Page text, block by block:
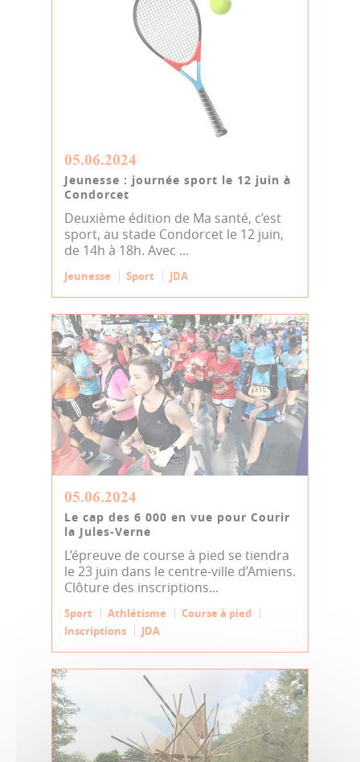
05.06.2024
Jeunesse : journée sport le 12 juin à
Condorcet
Deuxième édition de Ma santé, c’est
sport, au stade Condorcet le 12 juin,
de 14h à 18h. Avec ...
Jeunesse Sport JDA
05.06.2024
Le cap des 6 000 en vue pour Courir
la Jules-Verne
L’épreuve de course à pied se tiendra
le 23 juin dans le centre-ville d’Amiens.
Clôture des inscriptions...
Sport Athlétisme
Course à pied
Inscriptions
JDA